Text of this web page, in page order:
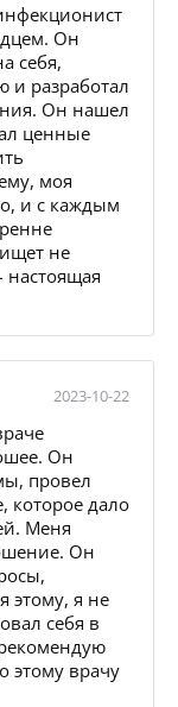
Он
себя,
и разработал
Он нашел
ценные
моя
и с каждым
не
настоящая
2023-10-22
Он
провел
которое дало
Меня
Он
этому, я не
себя в
этому врачу